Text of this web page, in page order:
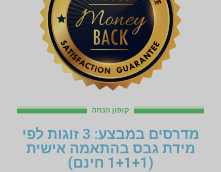
קופון הנחה
מדרסים במבצע: 3 זוגות לפי
מידת גבס בהתאמה אישית
(1+1+1 חינם)